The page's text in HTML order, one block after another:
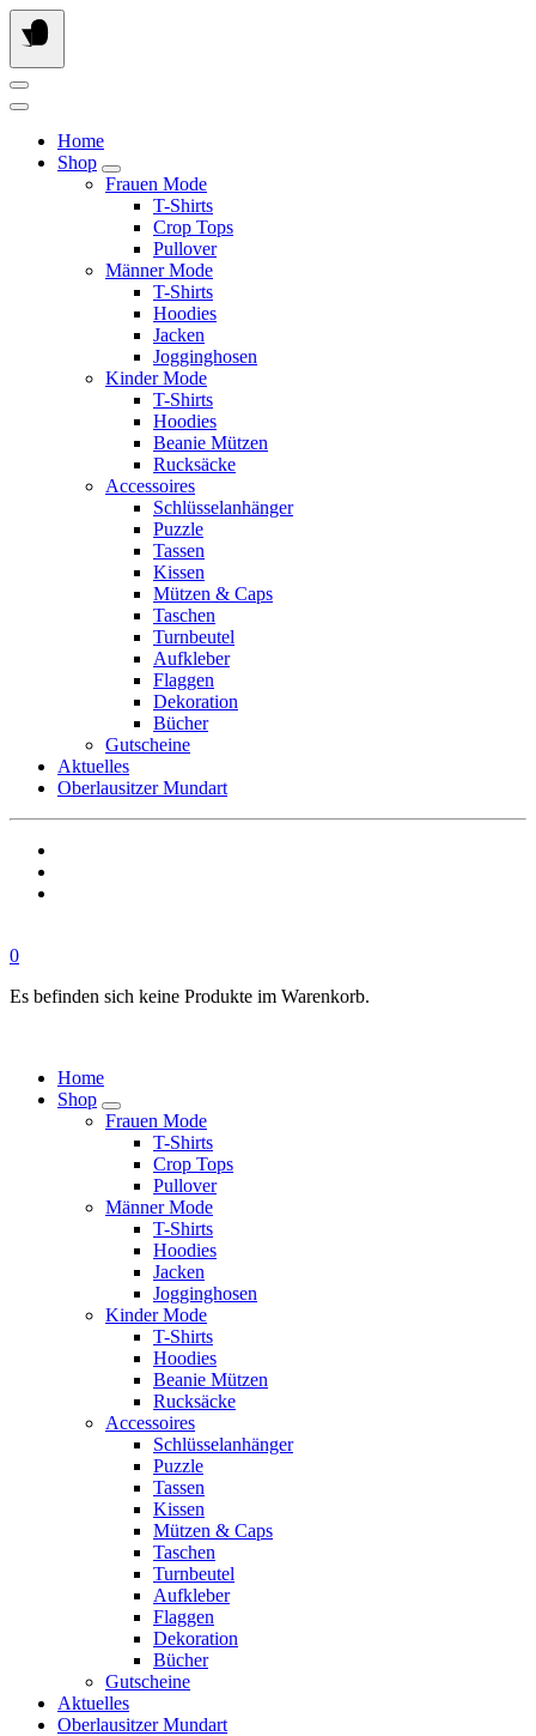
Springe
zum
Inhalt
Home
Shop
Frauen Mode
T-Shirts
Crop Tops
Pullover
Männer Mode
T-Shirts
Hoodies
Jacken
Jogginghosen
Kinder Mode
T-Shirts
Hoodies
Beanie Mützen
Rucksäcke
Accessoires
Schlüsselanhänger
Puzzle
Tassen
Kissen
Mützen & Caps
Taschen
Turnbeutel
Aufkleber
Flaggen
Dekoration
Bücher
Gutscheine
Aktuelles
Oberlausitzer Mundart
0
Es befinden sich keine Produkte im Warenkorb.
Home
Shop
Frauen Mode
T-Shirts
Crop Tops
Pullover
Männer Mode
T-Shirts
Hoodies
Jacken
Jogginghosen
Kinder Mode
T-Shirts
Hoodies
Beanie Mützen
Rucksäcke
Accessoires
Schlüsselanhänger
Puzzle
Tassen
Kissen
Mützen & Caps
Taschen
Turnbeutel
Aufkleber
Flaggen
Dekoration
Bücher
Gutscheine
Aktuelles
Oberlausitzer Mundart